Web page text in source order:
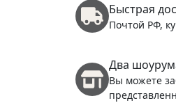
Быстрая
Почтой РФ,
Два
Вы можете